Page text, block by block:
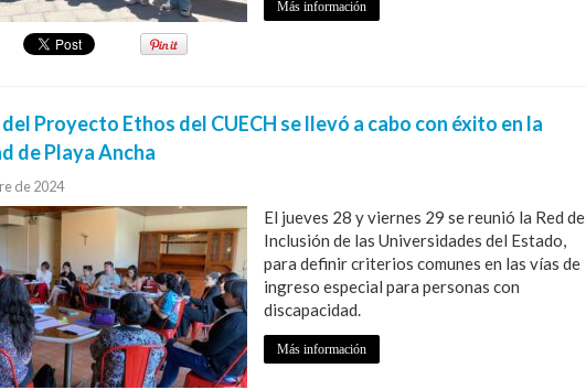
Más información
Proyecto Ethos del CUECH se llevó a cabo con éxito en la
de Playa Ancha
de 2024
El jueves 28 y viernes 29 se reunió la Red de
Inclusión de las Universidades del Estado,
para definir criterios comunes en las vías de
ingreso especial para personas con
discapacidad.
Más información